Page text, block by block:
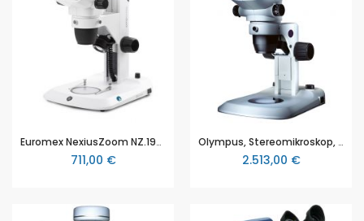
Euromex NexiusZoom NZ.1902‑S, binokulares Stereomikroskop, 6.7x - 45x, LED, Zahnstangenstativ
711,00 €
Olympus, Stereomikroskop, Zoom-Stereomikroskop SZ51 Auflicht und Durchlicht, binokular, LED
2.513,00 €